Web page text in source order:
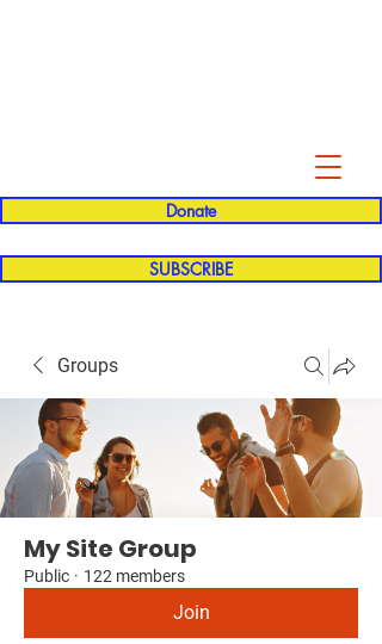
Donate
SUBSCRIBE
Groups
My Site Group
Public · 122 members
Join